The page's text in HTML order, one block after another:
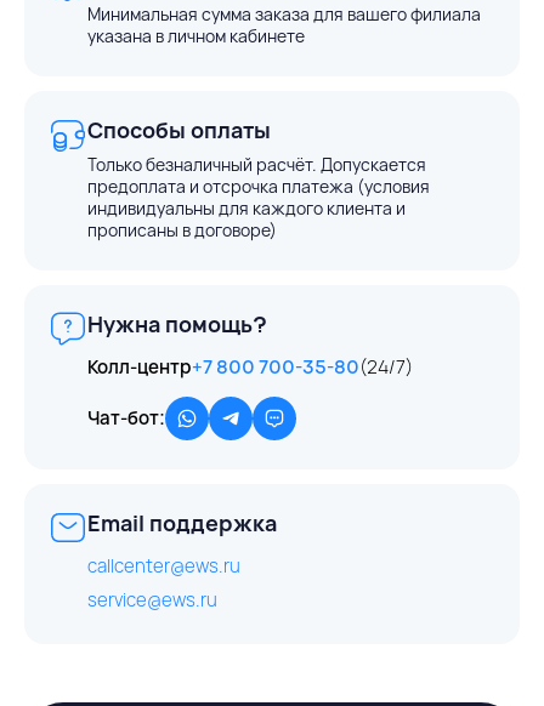
Минимальная сумма заказа для вашего филиала
указана в личном кабинете
Способы оплаты
Только безналичный расчёт. Допускается
предоплата и отсрочка платежа (условия
индивидуальны для каждого клиента и
прописаны в договоре)
Нужна помощь?
Колл-центр+7 800 700-35-80(24/7)
Чат-бот:
Email поддержка
callcenter@ews.ru
service@ews.ru